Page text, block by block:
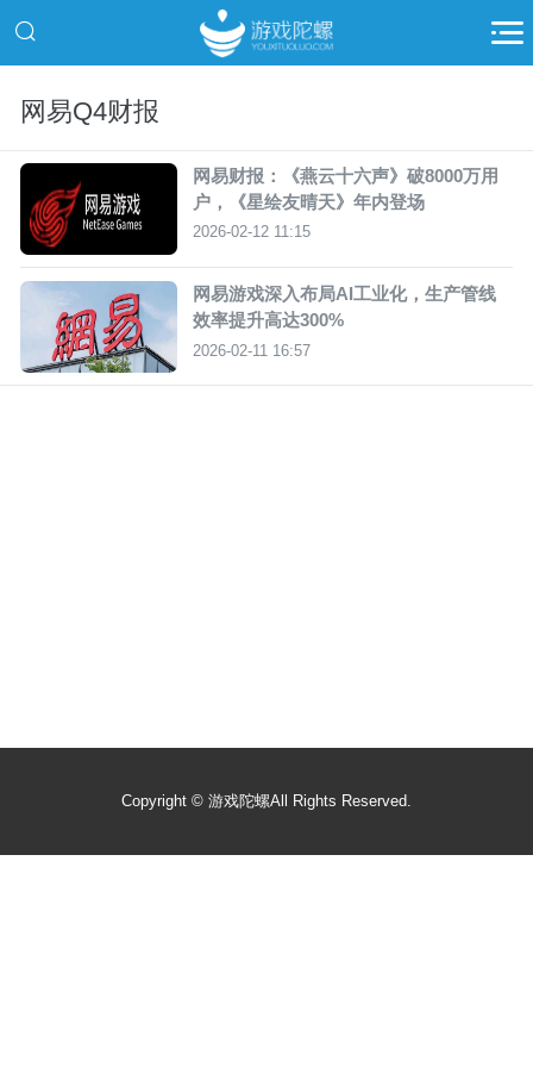
网易Q4财报
网易财报：《燕云十六声》破8000万用
户，《星绘友晴天》年内登场
2026-02-12 11:15
网易游戏深入布局AI工业化，生产管线
效率提升高达300%
2026-02-11 16:57
Copyright © 游戏陀螺All Rights Reserved.